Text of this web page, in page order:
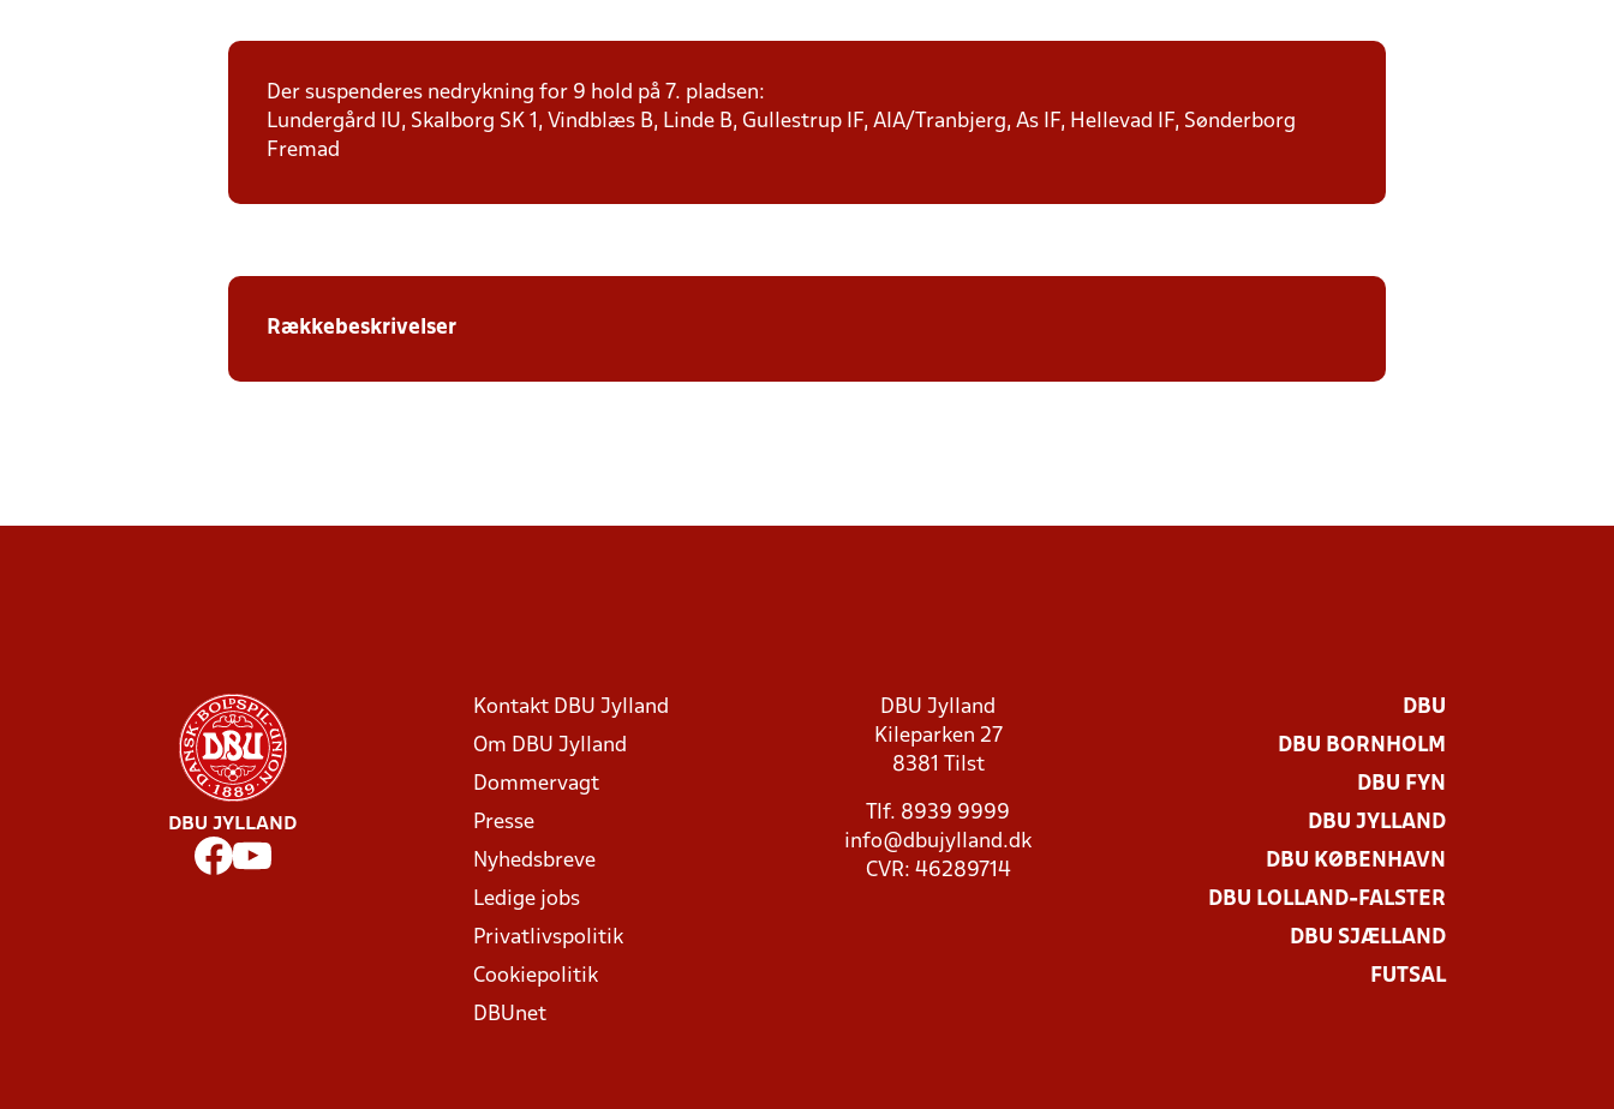
Der suspenderes nedrykning for 9 hold på 7. pladsen:
Lundergård IU, Skalborg SK 1, Vindblæs B, Linde B, Gullestrup IF, AIA/Tranbjerg, As IF, Hellevad IF, Sønderborg
Fremad
Rækkebeskrivelser
DBU JYLLAND
Kontakt DBU Jylland
Om DBU Jylland
Dommervagt
Presse
Nyhedsbreve
Ledige jobs
Privatlivspolitik
Cookiepolitik
DBUnet
DBU Jylland
Kileparken 27
8381 Tilst
Tlf. 8939 9999
info@dbujylland.dk
CVR: 46289714
DBU
DBU BORNHOLM
DBU FYN
DBU JYLLAND
DBU KØBENHAVN
DBU LOLLAND-FALSTER
DBU SJÆLLAND
FUTSAL